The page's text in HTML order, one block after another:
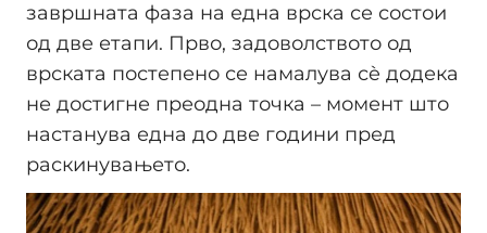
завршната фаза на една врска се состои
од две етапи. Прво, задоволството од
врската постепено се намалува сè додека
не достигне преодна точка – момент што
настанува една до две години пред
раскинувањето.